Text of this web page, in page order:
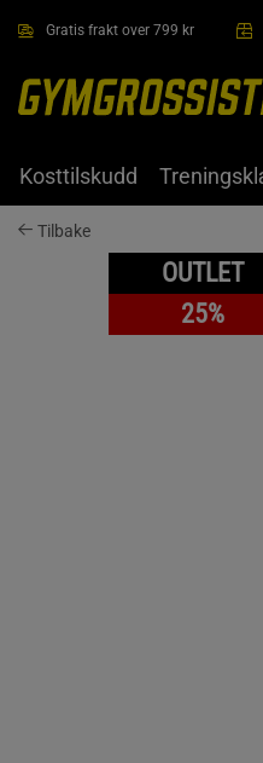
Gratis frakt over 799 kr
Kosttilskudd
Tilbake
OUTLET
25%